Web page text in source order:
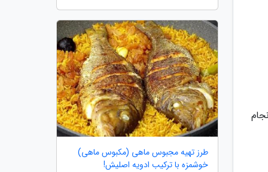
منظم انجام
طرز تهیه مجبوس ماهی (مکبوس ماهی)
خوشمزه با ترکیب ادویه اصلیش!